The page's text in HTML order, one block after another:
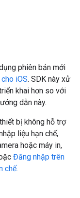
phiên bản mới
iOS. SDK này xử
khai hơn so với
dẫn này.
bị không hỗ trợ
liệu hạn chế,
hoặc máy in,
Đăng nhập trên
chế.